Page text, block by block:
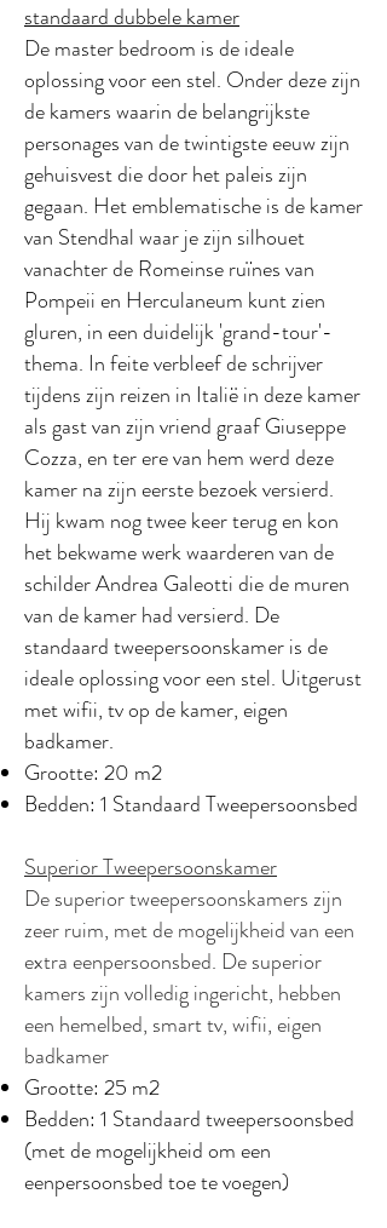
standaard dubbele kamer
De master bedroom is de ideale
oplossing voor een stel. Onder deze zijn
de kamers waarin de belangrijkste
personages van de twintigste eeuw zijn
gehuisvest die door het paleis zijn
gegaan. Het emblematische is de kamer
van Stendhal waar je zijn silhouet
vanachter de Romeinse ruïnes van
Pompeii en Herculaneum kunt zien
gluren, in een duidelijk 'grand-tour'-
thema. In feite verbleef de schrijver
tijdens zijn reizen in Italië in deze kamer
als gast van zijn vriend graaf Giuseppe
Cozza, en ter ere van hem werd deze
kamer na zijn eerste bezoek versierd.
Hij kwam nog twee keer terug en kon
het bekwame werk waarderen van de
schilder Andrea Galeotti die de muren
van de kamer had versierd. De
standaard tweepersoonskamer is de
ideale oplossing voor een stel. Uitgerust
met wifii, tv op de kamer, eigen
badkamer.
Grootte: 20 m2
Bedden: 1 Standaard Tweepersoonsbed
Superior Tweepersoonskamer
De superior tweepersoonskamers zijn
zeer ruim, met de mogelijkheid van een
extra eenpersoonsbed. De superior
kamers zijn volledig ingericht, hebben
een hemelbed, smart tv, wifii, eigen
badkamer
Grootte: 25 m2
Bedden: 1 Standaard tweepersoonsbed
(met de mogelijkheid om een
eenpersoonsbed toe te voegen)